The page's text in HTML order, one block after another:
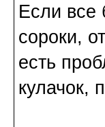
Если все
сороки,
есть
кулачок,